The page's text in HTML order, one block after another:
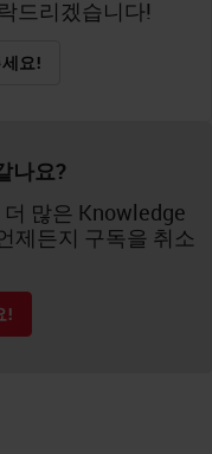
드리겠습니다!
요!
나요?
많은 Knowledge
제든지 구독을 취소
!